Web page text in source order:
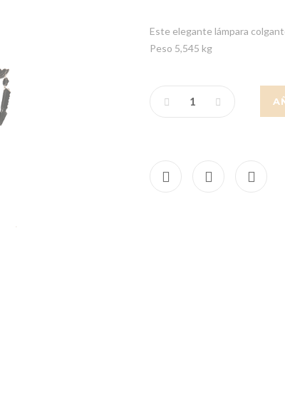
Este elegante lámpara
Peso 5,545 kg